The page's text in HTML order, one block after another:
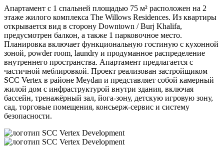
Апартамент с 1 спальней площадью 75 м² расположен на 2
этаже жилого комплекса The Willows Residences. Из квартиры
открывается вид в сторону Downtown / Burj Khalifa,
предусмотрен балкон, а также 1 парковочное место.
Планировка включает функциональную гостиную с кухонной
зоной, powder room, laundry и продуманное распределение
внутреннего пространства. Апартамент предлагается с
частичной меблировкой. Проект реализован застройщиком
SCC Vertex в районе Meydan и представляет собой камерный
жилой дом с инфраструктурой внутри здания, включая
бассейн, тренажёрный зал, йога-зону, детскую игровую зону,
сад, торговые помещения, консьерж-сервис и систему
безопасности.